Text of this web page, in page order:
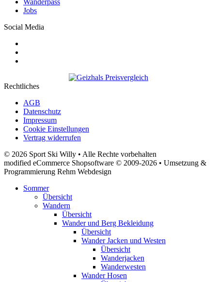
Jobs
Social Media
Rechtliches
AGB
Datenschutz
Impressum
Cookie Einstellungen
Vertrag widerrufen
© 2026 Sport Ski Willy • Alle Rechte vorbehalten
modified eCommerce Shopsoftware © 2009-2026 • Umsetzung &
Programmierung Rehm Webdesign
Sommer
Übersicht
Wandern
Übersicht
Wander und Berg Bekleidung
Übersicht
Wander Jacken und Westen
Übersicht
Wanderjacken
Wanderwesten
Wander Hosen